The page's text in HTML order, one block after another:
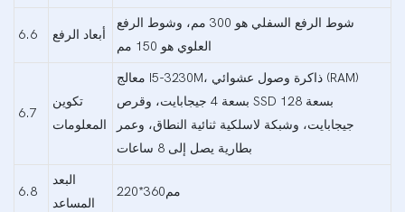
6.6 أبعاد الرفع
شوط الرفع السفلي هو 300 مم، وشوط الرفع
العلوي هو 150 مم
6.7
تكوين
المعلومات
معالج I5-3230M، ذاكرة وصول عشوائي (RAM)
بسعة 4 جيجابايت، وقرص SSD بسعة 128
جيجابايت، وشبكة لاسلكية ثنائية النطاق، وعمر
بطارية يصل إلى 8 ساعات
6.8
البعد
المساعد
مم360*220